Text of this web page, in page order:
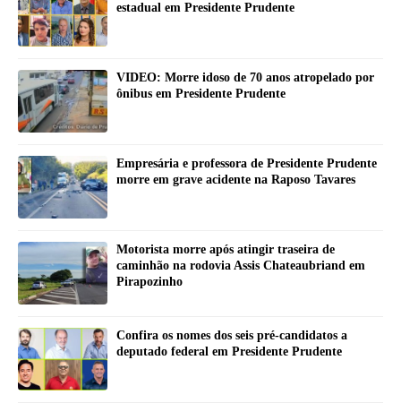
estadual em Presidente Prudente
VIDEO: Morre idoso de 70 anos atropelado por
ônibus em Presidente Prudente
Empresária e professora de Presidente Prudente
morre em grave acidente na Raposo Tavares
Motorista morre após atingir traseira de
caminhão na rodovia Assis Chateaubriand em
Pirapozinho
Confira os nomes dos seis pré-candidatos a
deputado federal em Presidente Prudente